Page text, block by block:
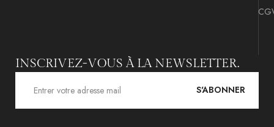
INSCRIVEZ-VOUS À LA NEWSLETTER.
S'ABONNER